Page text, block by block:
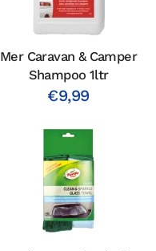
Mer Caravan & Camper
Shampoo 1ltr
€9,99